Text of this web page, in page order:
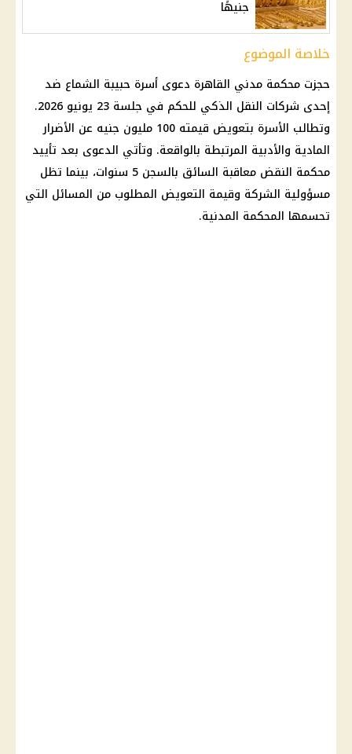
جنيهًا
خلاصة الموضوع
حجزت محكمة مدني القاهرة دعوى أسرة حبيبة الشماع ضد
إحدى شركات النقل الذكي للحكم في جلسة 23 يونيو 2026.
وتطالب الأسرة بتعويض قيمته 100 مليون جنيه عن الأضرار
المادية والأدبية المرتبطة بالواقعة. وتأتي الدعوى بعد تأييد
محكمة النقض معاقبة السائق بالسجن 5 سنوات، بينما تظل
مسؤولية الشركة وقيمة التعويض المطلوب من المسائل التي
تحسمها المحكمة المدنية.